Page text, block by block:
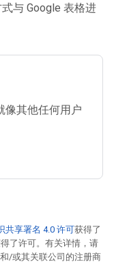
与 Google 表格进
像其他任何用户
共享署名 4.0 许可获得了
了许可。有关详情，请
/或其关联公司的注册商